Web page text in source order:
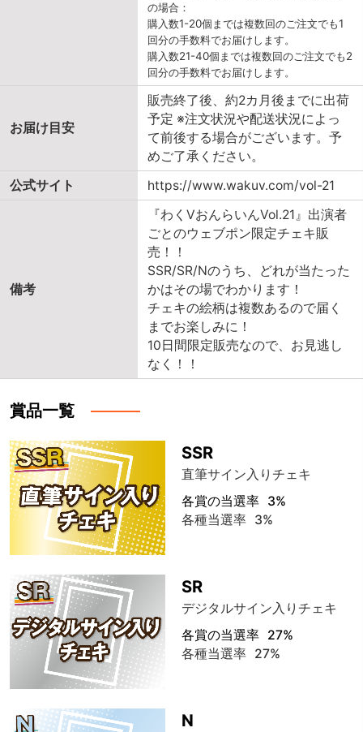
の場合：
購入数1-20個までは複数回のご注文でも1
回分の手数料でお届けします。
購入数21-40個までは複数回のご注文でも2
回分の手数料でお届けします。
お届け目安
販売終了後、約2カ月後までに出荷
予定 ※注文状況や配送状況によっ
て前後する場合がございます。予
めご了承ください。
公式サイト
https://www.wakuv.com/vol-21
備考
『わくVおんらいんVol.21』出演者
ごとのウェブポン限定チェキ販
売！！
SSR/SR/Nのうち、どれが当たった
かはその場でわかります！
チェキの絵柄は複数あるので届く
までお楽しみに！
10日間限定販売なので、お見逃し
なく！！
賞品一覧
SSR
直筆サイン入りチェキ
各賞の当選率 3%
各種当選率 3%
SR
デジタルサイン入りチェキ
各賞の当選率 27%
各種当選率 27%
N